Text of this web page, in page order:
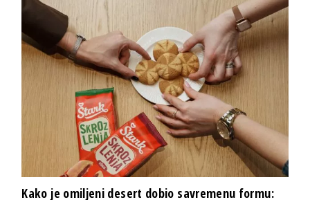
Kako je omiljeni desert dobio savremenu formu: